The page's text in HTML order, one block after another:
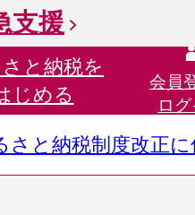
支援
と納税を
じめる
会員
ロ
さと納税制度改正